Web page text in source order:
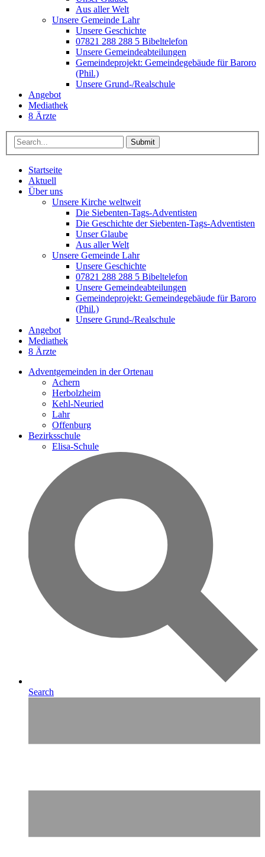
Aus aller Welt
Unsere Gemeinde Lahr
Unsere Geschichte
07821 288 288 5 Bibeltelefon
Unsere Gemeindeabteilungen
Gemeindeprojekt: Gemeindegebäude für Baroro
(Phil.)
Unsere Grund-/Realschule
Angebot
Mediathek
8 Ärzte
Submit
Startseite
Aktuell
Über uns
Unsere Kirche weltweit
Die Siebenten-Tags-Adventisten
Die Geschichte der Siebenten-Tags-Adventisten
Unser Glaube
Aus aller Welt
Unsere Gemeinde Lahr
Unsere Geschichte
07821 288 288 5 Bibeltelefon
Unsere Gemeindeabteilungen
Gemeindeprojekt: Gemeindegebäude für Baroro
(Phil.)
Unsere Grund-/Realschule
Angebot
Mediathek
8 Ärzte
Adventgemeinden in der Ortenau
Achern
Herbolzheim
Kehl-Neuried
Lahr
Offenburg
Bezirksschule
Elisa-Schule
Search